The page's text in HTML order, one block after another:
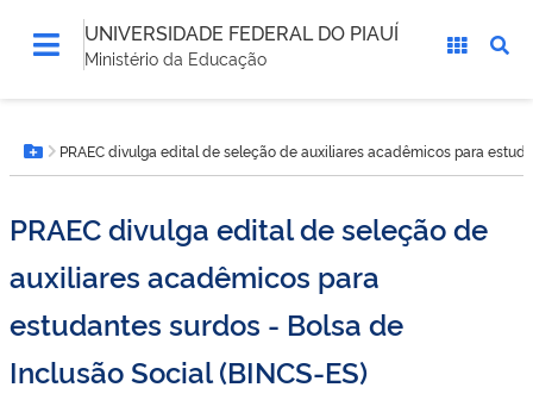
UNIVERSIDADE FEDERAL DO PIAUÍ
Ministério da Educação
está
aqui:Botão Menu
PRAEC divulga edital de seleção de auxiliares acadêmicos para
PRAEC divulga edital de seleção de
auxiliares acadêmicos para
estudantes surdos - Bolsa de
Inclusão Social (BINCS-ES)